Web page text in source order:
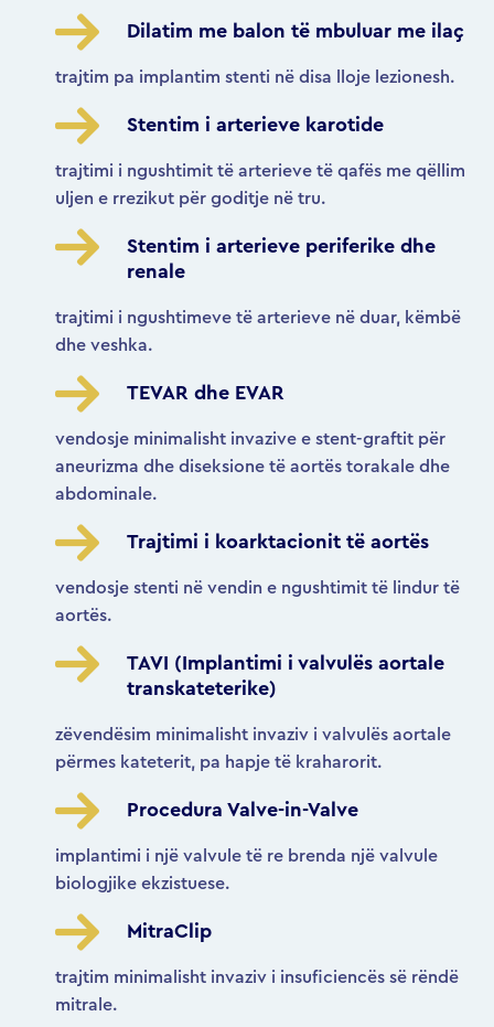
Dilatim me balon të mbuluar me ilaç
trajtim pa implantim stenti në disa lloje lezionesh.
Stentim i arterieve karotide
trajtimi i ngushtimit të arterieve të qafës me qëllim
uljen e rrezikut për goditje në tru.
Stentim i arterieve periferike dhe
renale
trajtimi i ngushtimeve të arterieve në duar, këmbë
dhe veshka.
TEVAR dhe EVAR
vendosje minimalisht invazive e stent-graftit për
aneurizma dhe diseksione të aortës torakale dhe
abdominale.
Trajtimi i koarktacionit të aortës
vendosje stenti në vendin e ngushtimit të lindur të
aortës.
TAVI (Implantimi i valvulës aortale
transkateterike)
zëvendësim minimalisht invaziv i valvulës aortale
përmes kateterit, pa hapje të kraharorit.
Procedura Valve-in-Valve
implantimi i një valvule të re brenda një valvule
biologjike ekzistuese.
MitraClip
trajtim minimalisht invaziv i insuficiencës së rëndë
mitrale.